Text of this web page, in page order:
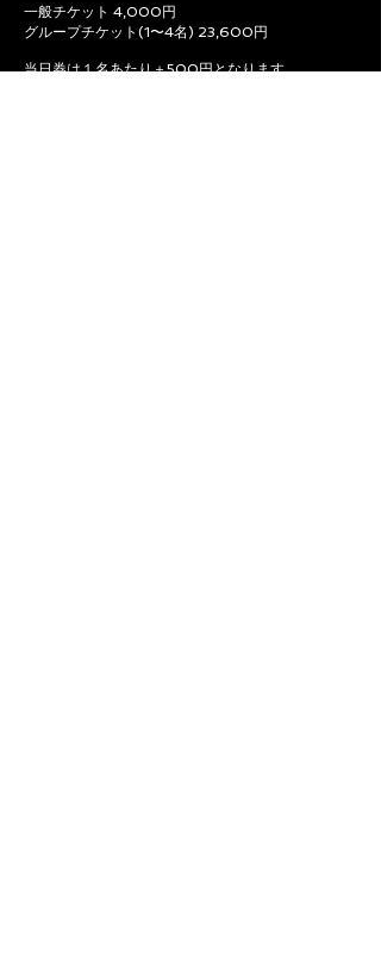
一般チケット 4,000円
グループチケット(1〜4名) 23,600円
当日券は１名あたり＋500円となります。